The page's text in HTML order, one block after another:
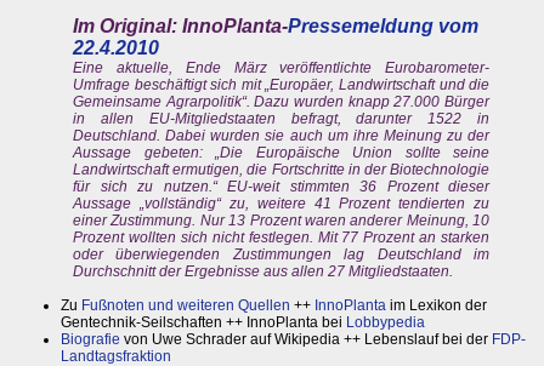
Im Original: InnoPlanta-Pressemeldung vom
22.4.2010
Eine aktuelle, Ende März veröffentlichte Eurobarometer-
Umfrage beschäftigt sich mit „Europäer, Landwirtschaft und die
Gemeinsame Agrarpolitik“. Dazu wurden knapp 27.000 Bürger
in allen EU-Mitgliedstaaten befragt, darunter 1522 in
Deutschland. Dabei wurden sie auch um ihre Meinung zu der
Aussage gebeten: „Die Europäische Union sollte seine
Landwirtschaft ermutigen, die Fortschritte in der Biotechnologie
für sich zu nutzen.“ EU-weit stimmten 36 Prozent dieser
Aussage „vollständig“ zu, weitere 41 Prozent tendierten zu
einer Zustimmung. Nur 13 Prozent waren anderer Meinung, 10
Prozent wollten sich nicht festlegen. Mit 77 Prozent an starken
oder überwiegenden Zustimmungen lag Deutschland im
Durchschnitt der Ergebnisse aus allen 27 Mitgliedstaaten.
Zu Fußnoten und weiteren Quellen ++ InnoPlanta im Lexikon der
Gentechnik-Seilschaften ++ InnoPlanta bei Lobbypedia
Biografie von Uwe Schrader auf Wikipedia ++ Lebenslauf bei der FDP-
Landtagsfraktion